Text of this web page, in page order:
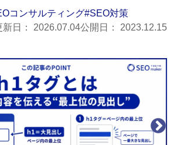
コンサルティング#SEO対策
新日：
2026.07.04公開日： 2023.12.15